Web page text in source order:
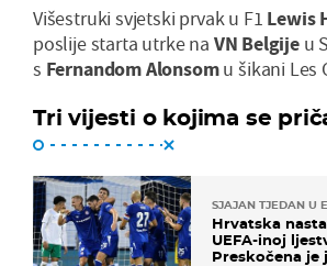
Višestruki svjetski prvak u F1 Lewis
poslije starta utrke na VN Belgijeu
s FernandomAlonsomu šikani Les
Tri vijesti o kojima se
SJAJAN TJEDAN U
Hrvatska
UEFA-inoj
Preskočena je